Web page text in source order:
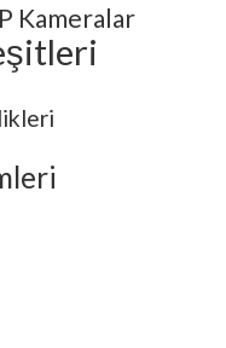
Kameralar